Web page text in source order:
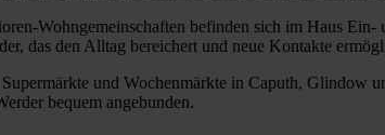
Wohngemeinschaften befinden sich im Haus
das den Alltag bereichert und neue Kontakte
und Wochenmärkte in Caputh,
bequem angebunden.